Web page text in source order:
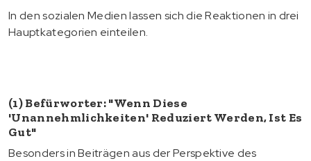
In den sozialen Medien lassen sich die Reaktionen in drei
Hauptkategorien einteilen.
(1) Befürworter: "Wenn Diese
'Unannehmlichkeiten' Reduziert Werden, Ist Es
Gut"
Besonders in Beiträgen aus der Perspektive des